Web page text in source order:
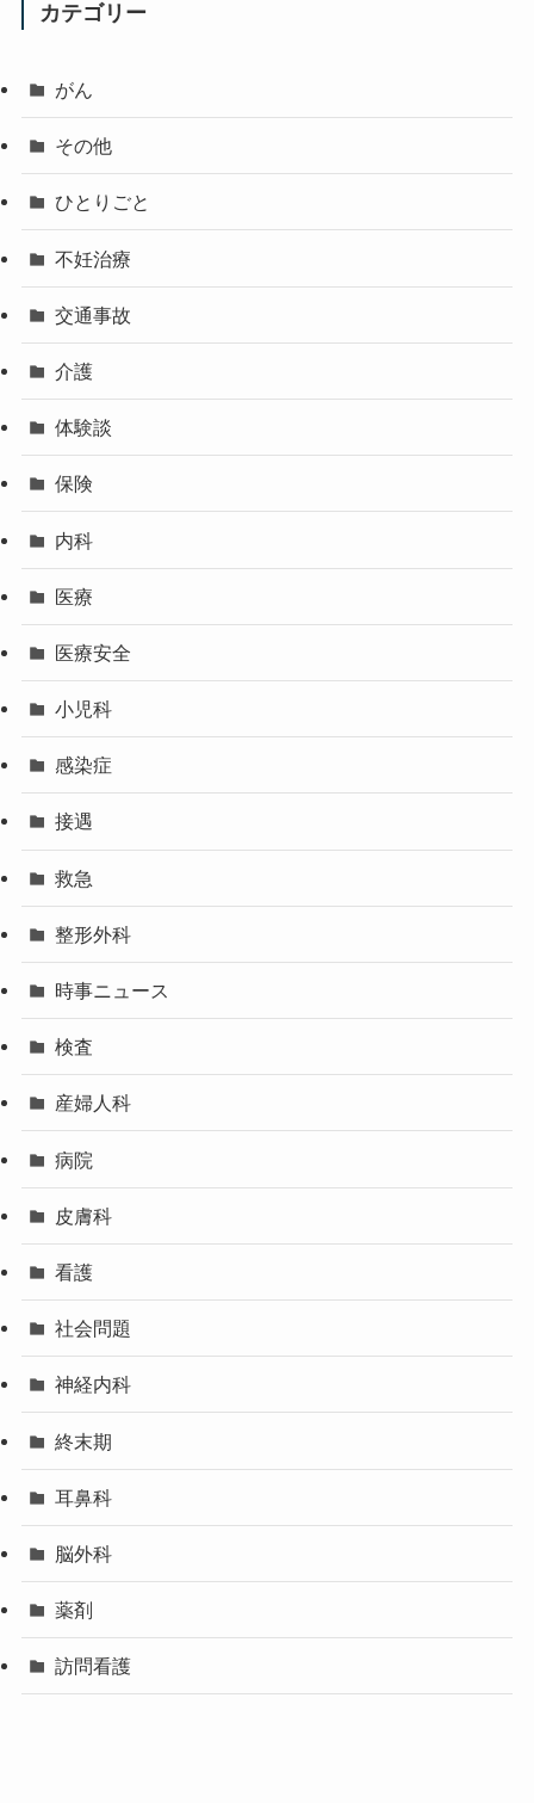
カテゴリー
がん
その他
ひとりごと
不妊治療
交通事故
介護
体験談
保険
内科
医療
医療安全
小児科
感染症
接遇
救急
整形外科
時事ニュース
検査
産婦人科
病院
皮膚科
看護
社会問題
神経内科
終末期
耳鼻科
脳外科
薬剤
訪問看護